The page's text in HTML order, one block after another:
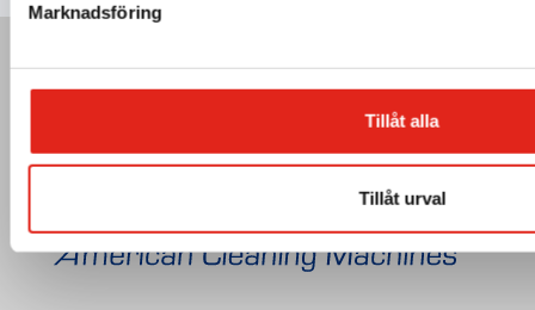
Marknadsföring
Tillåt alla
Tillåt urval